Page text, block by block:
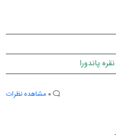
پاندورا
مشاهده نظرات